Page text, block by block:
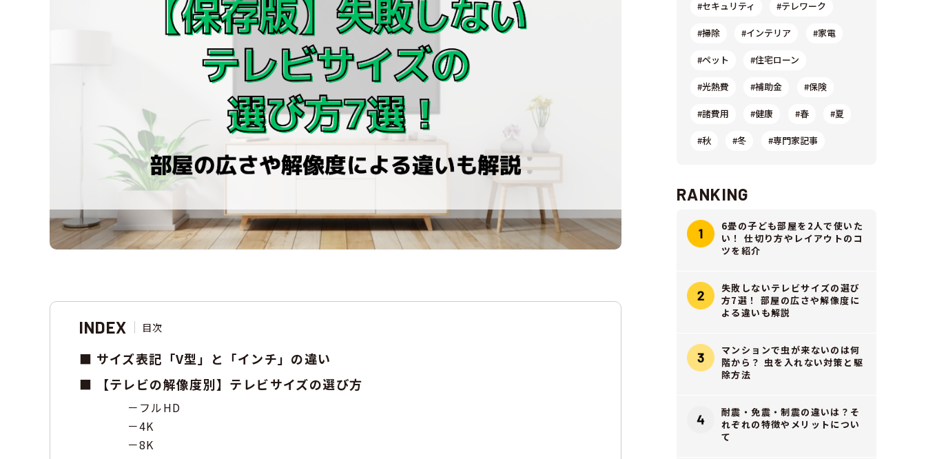
INDEX 目次
サイズ表記「V型」と「インチ」の違い
【テレビの解像度別】テレビサイズの選び方
フルHD
4K
8K
#セキュリティ #テレワーク
#掃除 #インテリア #家電
#ペット #住宅ローン
#光熱費 #補助金 #保険
#諸費用 #健康 #春 #夏
#秋 #冬 #専門家記事
RANKING
6畳の子ども部屋を2人で使いた
い！ 仕切り方やレイアウトのコ
ツを紹介
失敗しないテレビサイズの選び
方7選！ 部屋の広さや解像度に
よる違いも解説
マンションで虫が来ないのは何
階から？ 虫を入れない対策と駆
除方法
耐震・免震・制震の違いは？そ
れぞれの特徴やメリットについ
て